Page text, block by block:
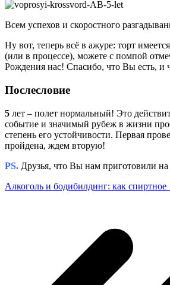
Всем успехов и скоростного
Ну вот, теперь всё в ажуре: торт
(или в процессе), можете с помпой
Рождения нас! Спасибо, что Вы есть, и
Послесловие
5 лет – полет нормальный! Это
событие и значимый рубеж в жизни
степень его устойчивости. Первая
пройдена, ждем вторую!
PS. Друзья, что Вы нам приготовили на
Алкоголь и бодибилдинг: как